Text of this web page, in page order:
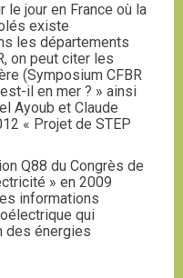
le jour en France où la
existe
les départements
on peut citer les
(Symposium CFBR
il en mer ? » ainsi
Ayoub et Claude
« Projet de STEP
Q88 du Congrès de
» en 2009
informations
qui
des énergies